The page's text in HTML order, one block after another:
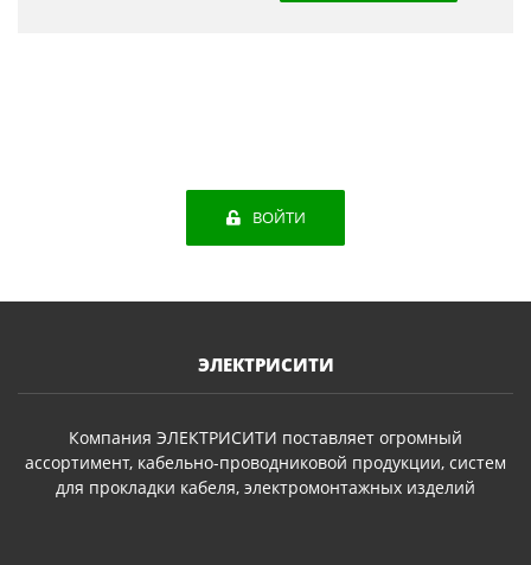
ВОЙТИ
ЭЛЕКТРИСИТИ
Компания ЭЛЕКТРИСИТИ поставляет огромный
ассортимент, кабельно-проводниковой продукции, систем
для прокладки кабеля, электромонтажных изделий